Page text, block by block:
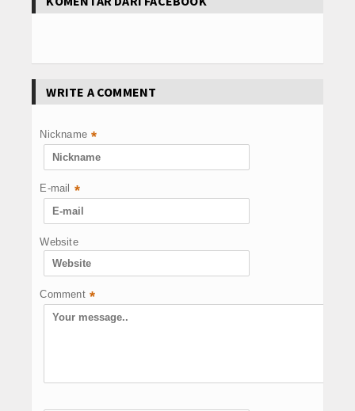
WRITE A COMMENT
Nickname *
E-mail *
Website
Comment *